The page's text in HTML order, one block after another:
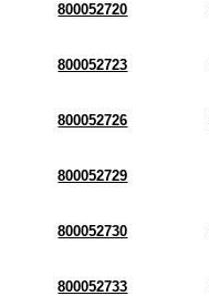
800052720
800052723
800052726
800052729
800052730
800052733